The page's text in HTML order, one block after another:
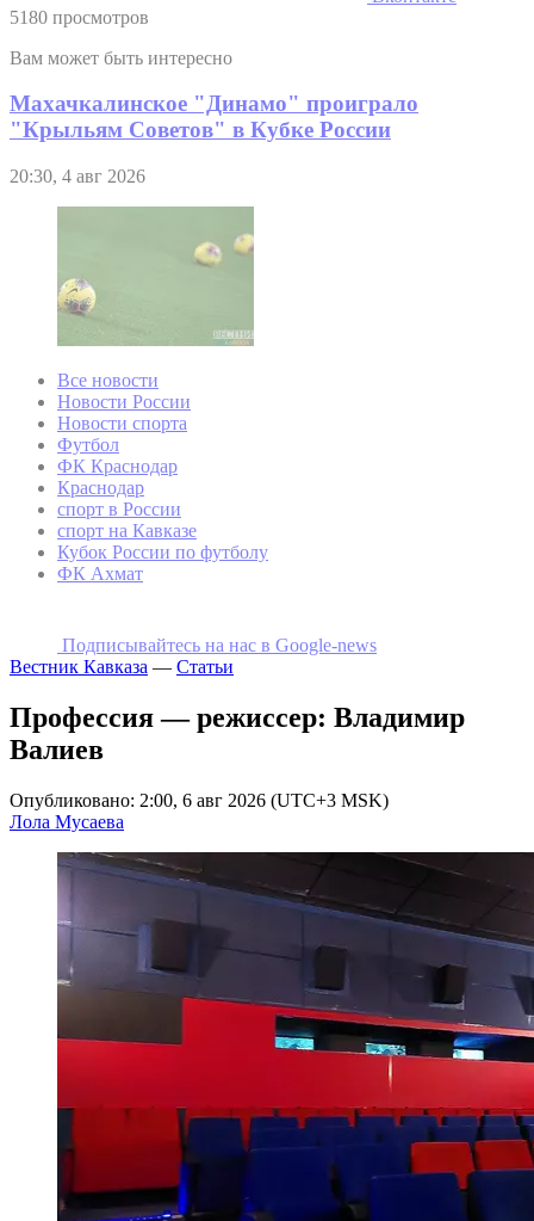
5180 просмотров
Вам может быть интересно
Махачкалинское "Динамо" проиграло
"Крыльям Советов" в Кубке России
20:30, 4 авг 2026
Все новости
Новости России
Новости спорта
Футбол
ФК Краснодар
Краснодар
спорт в России
спорт на Кавказе
Кубок России по футболу
ФК Ахмат
Подписывайтесь на наc в Google-news
Вестник Кавказа — Статьи
Профессия — режиссер: Владимир
Валиев
Опубликовано: 2:00, 6 авг 2026 (UTC+3 MSK)
Лола Мусаева